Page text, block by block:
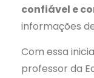
confiável e
informações
Com essa
professor da